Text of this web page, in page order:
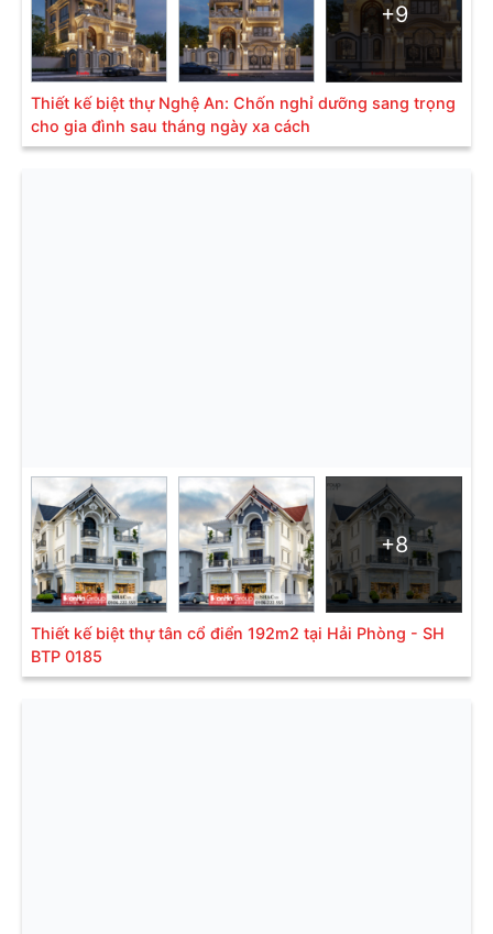
+9
Thiết kế biệt thự Nghệ An: Chốn nghỉ dưỡng sang trọng
cho gia đình sau tháng ngày xa cách
+8
Thiết kế biệt thự tân cổ điển 192m2 tại Hải Phòng - SH
BTP 0185